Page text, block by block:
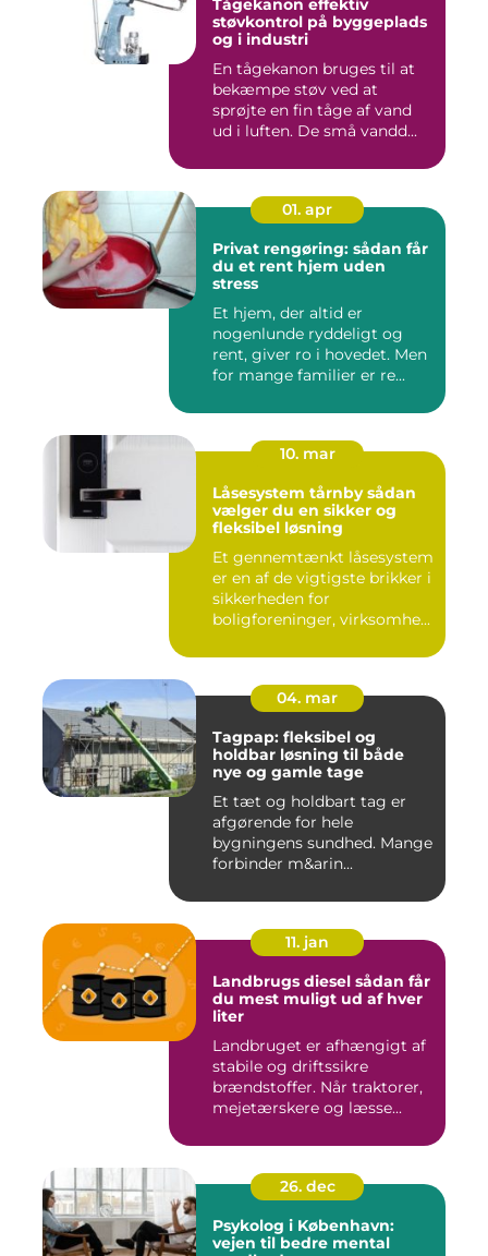
Tågekanon effektiv
støvkontrol på byggeplads
og i industri
En tågekanon bruges til at
bekæmpe støv ved at
sprøjte en fin tåge af vand
ud i luften. De små vandd...
01. apr
Privat rengøring: sådan får
du et rent hjem uden
stress
Et hjem, der altid er
nogenlunde ryddeligt og
rent, giver ro i hovedet. Men
for mange familier er re...
10. mar
Låsesystem tårnby sådan
vælger du en sikker og
fleksibel løsning
Et gennemtænkt låsesystem
er en af de vigtigste brikker i
sikkerheden for
boligforeninger, virksomhe...
04. mar
Tagpap: fleksibel og
holdbar løsning til både
nye og gamle tage
Et tæt og holdbart tag er
afgørende for hele
bygningens sundhed. Mange
forbinder m&arin...
11. jan
Landbrugs diesel sådan får
du mest muligt ud af hver
liter
Landbruget er afhængigt af
stabile og driftssikre
brændstoffer. Når traktorer,
mejetærskere og læsse...
26. dec
Psykolog i København:
vejen til bedre mental